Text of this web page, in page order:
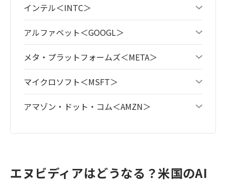
インテル＜INTC＞
アルファベット＜GOOGL＞
メタ・プラットフォームズ＜META＞
マイクロソフト＜MSFT＞
アマゾン・ドット・コム＜AMZN＞
エヌビディアはどうなる？米国のAI